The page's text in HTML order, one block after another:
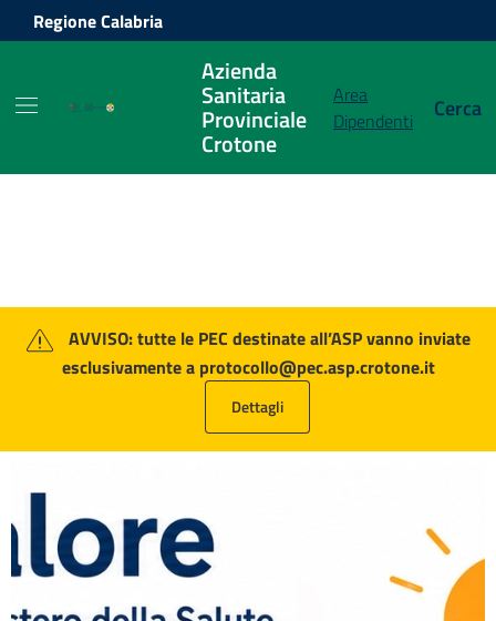
Vai ai contenuti
Vai al footer
Regione Calabria
Azienda
Sanitaria
Provinciale
Crotone
Area
Dipendenti
Cerca
Azienda Sanitaria Provinciale
Contenuti in evidenza
AVVISO: tutte le PEC destinate all’ASP vanno inviate
esclusivamente a protocollo@pec.asp.crotone.it
Dettagli